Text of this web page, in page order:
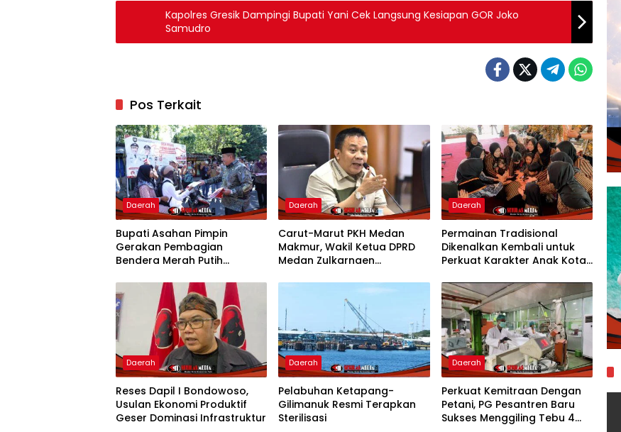
Kapolres Gresik Dampingi Bupati Yani Cek Langsung Kesiapan GOR Joko
Samudro
Pos Terkait
Daerah
Bupati Asahan Pimpin
Gerakan Pembagian
Bendera Merah Putih
Kemerdekaan
Daerah
Carut-Marut PKH Medan
Makmur, Wakil Ketua DPRD
Medan Zulkarnaen
Pemko Salurkan Bansos
Daerah
Permainan Tradisional
Dikenalkan Kembali untuk
Perkuat Karakter Anak Kota
Daerah
Reses Dapil I Bondowoso,
Usulan Ekonomi Produktif
Geser Dominasi Infrastruktur
Daerah
Pelabuhan Ketapang-
Gilimanuk Resmi Terapkan
Sterilisasi
Daerah
Perkuat Kemitraan Dengan
Petani, PG Pesantren Baru
Sukses Menggiling Tebu 4